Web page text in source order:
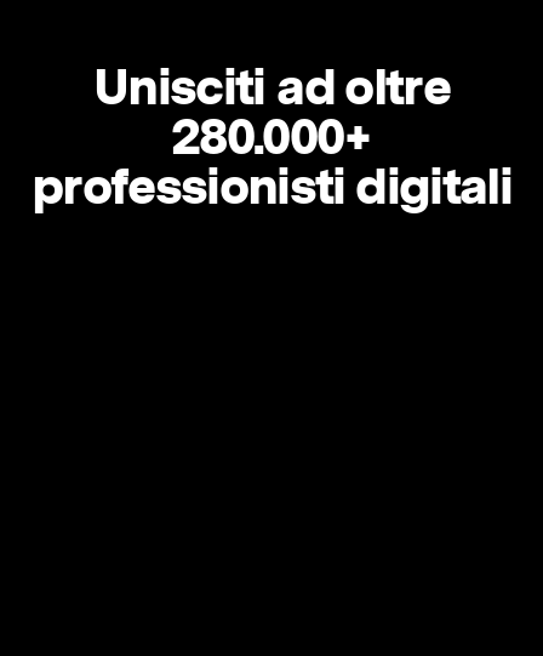
Unisciti ad oltre
280.000+
professionisti digitali